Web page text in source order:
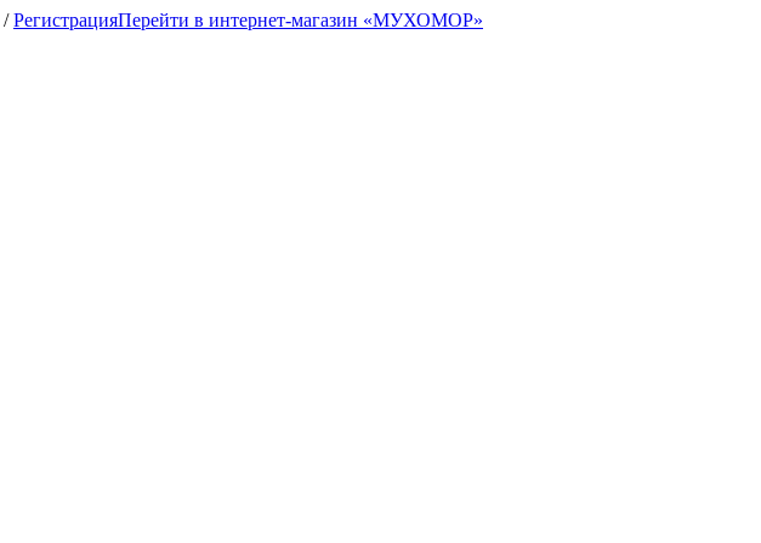
/РегистрацияПерейти в интернет-магазин «МУХОМОР»